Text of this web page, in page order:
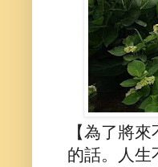
【為了將
的話。人生